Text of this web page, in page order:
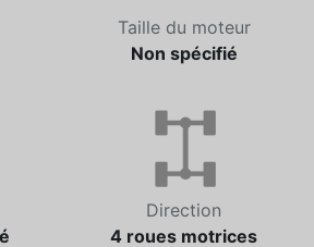
Non spécifié